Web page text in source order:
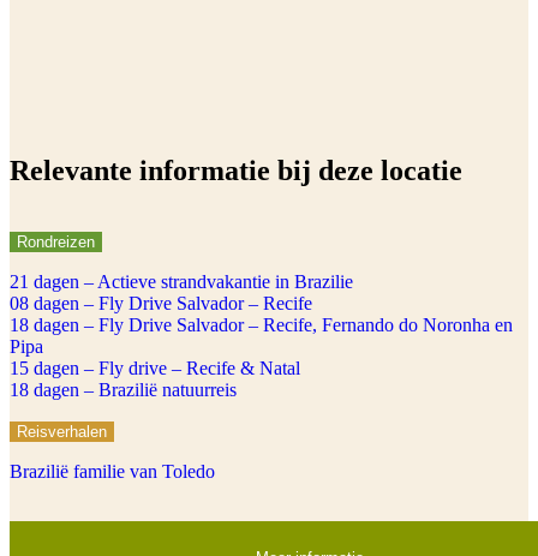
Relevante informatie bij deze locatie
Rondreizen
21 dagen – Actieve strandvakantie in Brazilie
08 dagen – Fly Drive Salvador – Recife
18 dagen – Fly Drive Salvador – Recife, Fernando do Noronha en
Pipa
15 dagen – Fly drive – Recife & Natal
18 dagen – Brazilië natuurreis
Reisverhalen
Brazilië familie van Toledo